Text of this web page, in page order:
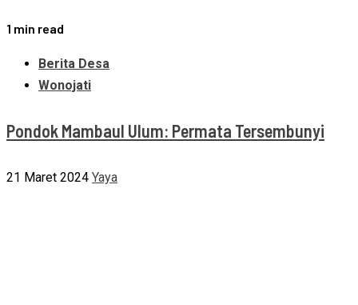
1 min read
Berita Desa
Wonojati
Pondok Mambaul Ulum: Permata Tersembunyi
21 Maret 2024 Yaya